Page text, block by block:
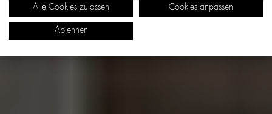
Alle Cookies zulassen Cookies anpassen
Ablehnen